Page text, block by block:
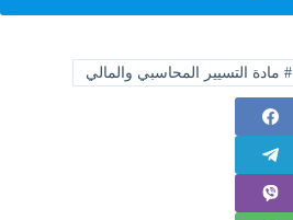
# مادة التسيير المحاسبي والمالي